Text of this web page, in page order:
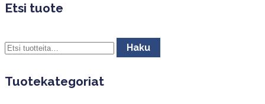
Etsi tuote
Haku
Tuotekategoriat